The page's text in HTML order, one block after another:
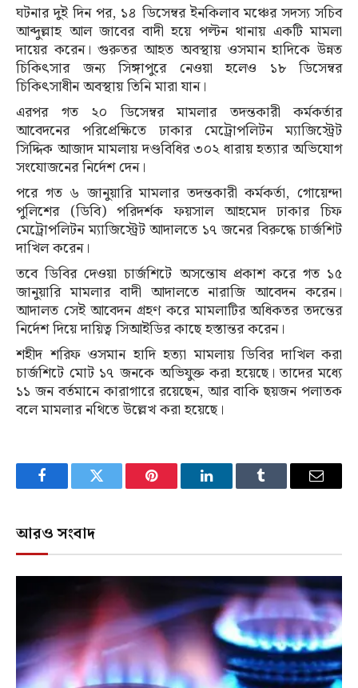
ঘটনার দুই দিন পর, ১৪ ডিসেম্বর ইনকিলাব মঞ্চের সদস্য সচিব
আব্দুল্লাহ আল জাবের বাদী হয়ে পল্টন থানায় একটি মামলা
দায়ের করেন। গুরুতর আহত অবস্থায় ওসমান হাদিকে উন্নত
চিকিৎসার জন্য সিঙ্গাপুরে নেওয়া হলেও ১৮ ডিসেম্বর
চিকিৎসাধীন অবস্থায় তিনি মারা যান।
এরপর গত ২০ ডিসেম্বর মামলার তদন্তকারী কর্মকর্তার
আবেদনের পরিপ্রেক্ষিতে ঢাকার মেট্রোপলিটন ম্যাজিস্ট্রেট
সিদ্দিক আজাদ মামলায় দণ্ডবিধির ৩০২ ধারায় হত্যার অভিযোগ
সংযোজনের নির্দেশ দেন।
পরে গত ৬ জানুয়ারি মামলার তদন্তকারী কর্মকর্তা, গোয়েন্দা
পুলিশের (ডিবি) পরিদর্শক ফয়সাল আহমেদ ঢাকার চিফ
মেট্রোপলিটন ম্যাজিস্ট্রেট আদালতে ১৭ জনের বিরুদ্ধে চার্জশিট
দাখিল করেন।
তবে ডিবির দেওয়া চার্জশিটে অসন্তোষ প্রকাশ করে গত ১৫
জানুয়ারি মামলার বাদী আদালতে নারাজি আবেদন করেন।
আদালত সেই আবেদন গ্রহণ করে মামলাটির অধিকতর তদন্তের
নির্দেশ দিয়ে দায়িত্ব সিআইডির কাছে হস্তান্তর করেন।
শহীদ শরিফ ওসমান হাদি হত্যা মামলায় ডিবির দাখিল করা
চার্জশিটে মোট ১৭ জনকে অভিযুক্ত করা হয়েছে। তাদের মধ্যে
১১ জন বর্তমানে কারাগারে রয়েছেন, আর বাকি ছয়জন পলাতক
বলে মামলার নথিতে উল্লেখ করা হয়েছে।
FacebookTwitter Pinterest LinkedInTumblr Email
আরও সংবাদ